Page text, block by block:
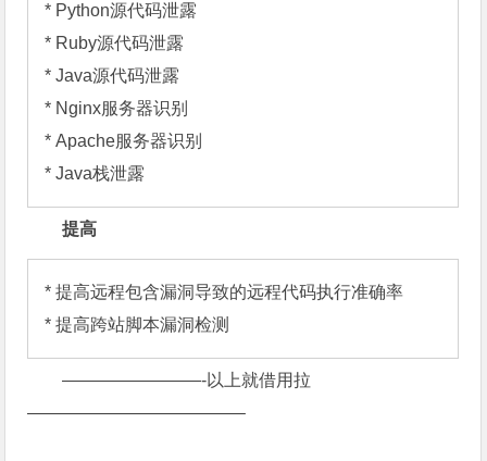
* Python源代码泄露
* Ruby源代码泄露
* Java源代码泄露
* Nginx服务器识别
* Apache服务器识别
* Java栈泄露
提高
* 提高远程包含漏洞导致的远程代码执行准确率
* 提高跨站脚本漏洞检测
————————-以上就借用拉
————————————–